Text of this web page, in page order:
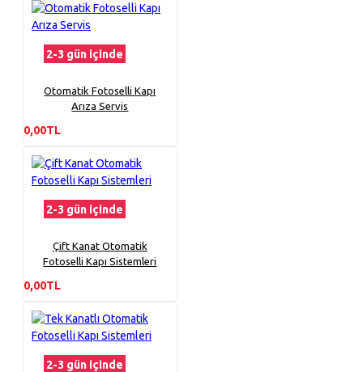
2-3 gün içinde
Otomatik Fotoselli Kapı
Arıza Servis
0,00TL
2-3 gün içinde
Çift Kanat Otomatik
Fotoselli Kapı Sistemleri
0,00TL
2-3 gün içinde